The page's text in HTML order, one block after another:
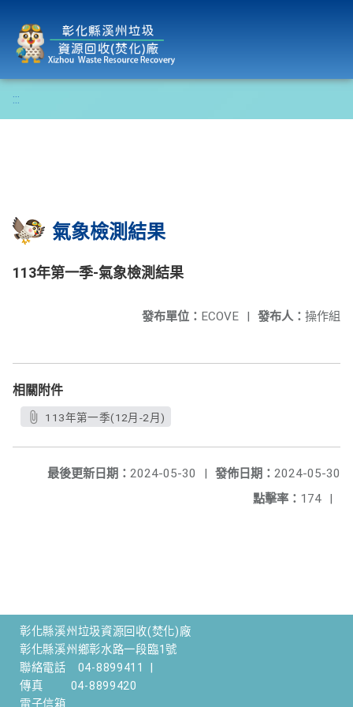
:::
氣象檢測結果
113年第一季-氣象檢測結果
發布人： 操作組
發布單位： ECOVE |
相關附件
113年第一季(12月-2月)
發佈日期： 2024-05-30
最後更新日期： 2024-05-30
|
點擊率： 174 |
彰化縣溪州垃圾資源回收(焚化)廠
彰化縣溪州鄉彰水路一段臨1號
聯絡電話
04-8899411
傳真
04-8899420
電子信箱